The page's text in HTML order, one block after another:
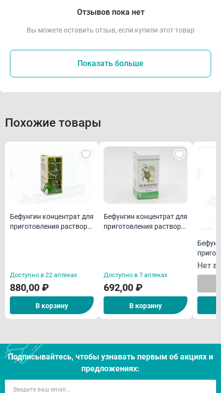
Отзывов пока нет
Вы можете оставить отзыв, если купили этот товар
Показать больше
Похожие товары
Бефунгин концентрат для
приготовления раствора
Доступно в 22 аптеках
880,00 ₽
В корзину
Бефунгин концентрат для
приготовления раствора
Доступно в 7 аптеках
692,00 ₽
В корзину
для
Нет в
Подписывайтесь, чтобы узнавать первым об акцияx и
предложениях: